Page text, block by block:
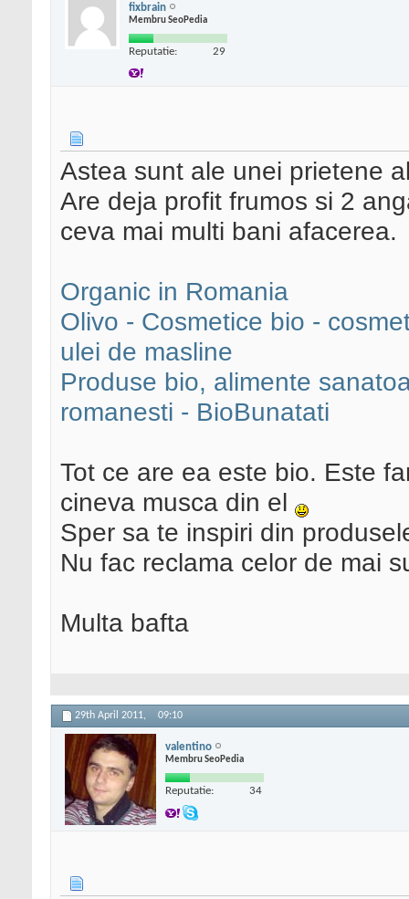
fixbrain
Membru SeoPedia
Reputatie: 29
Astea sunt ale unei prietene
Are deja profit frumos si 2
ceva mai multi bani afacerea.
Organic in Romania
Olivo - Cosmetice bio -
ulei de masline
Produse bio, alimente
romanesti - BioBunatati
Tot ce are ea este bio. Este
cineva musca din el
Sper sa te inspiri din
Nu fac reclama celor de mai
Multa bafta
29th April 2011, 09:10
valentino
Membru SeoPedia
Reputatie: 34